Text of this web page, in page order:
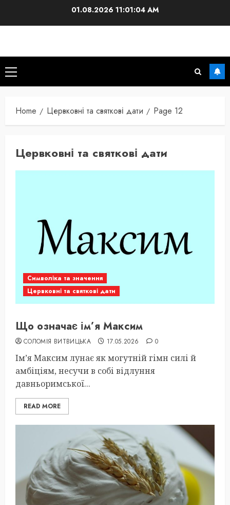
01.08.2026 11:01:05 AM
Primary
Menu
Home Цервковні та святкові дати Page 12
Цервковні та святкові дати
Символіка та значення
Цервковні та святкові дати
Що означає ім’я Максим
СОЛОМІЯ ВИТВИЦЬКА 17.05.2026 0
Ім’я Максим лунає як могутній гімн силі й
амбіціям, несучи в собі відлуння
давньоримської...
READ MORE